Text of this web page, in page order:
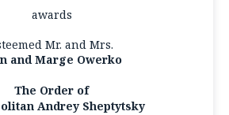
awards
Mr. and Mrs.
and Marge Owerko
The Order of
Andrey Sheptytsky